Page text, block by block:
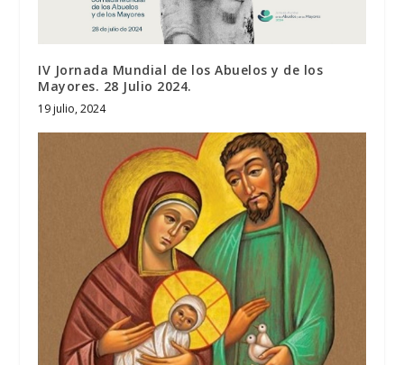
IV Jornada Mundial de los Abuelos y de los
Mayores. 28 Julio 2024.
19 julio, 2024